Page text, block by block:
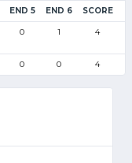
END 5 END 6 SCORE
0 1 4
0 0 4